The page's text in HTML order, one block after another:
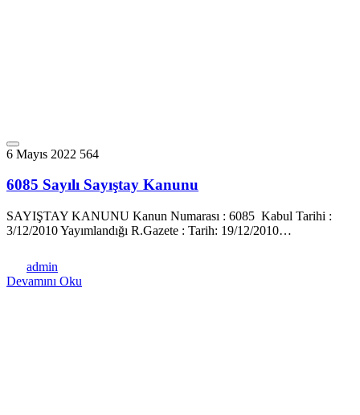
6 Mayıs 2022 564
6085 Sayılı Sayıştay Kanunu
SAYIŞTAY KANUNU Kanun Numarası : 6085 Kabul Tarihi :
3/12/2010 Yayımlandığı R.Gazete : Tarih: 19/12/2010…
admin
Devamını Oku